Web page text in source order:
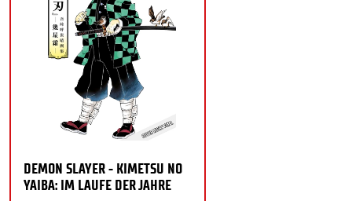
DEMON SLAYER - KIMETSU NO
YAIBA: IM LAUFE DER JAHRE